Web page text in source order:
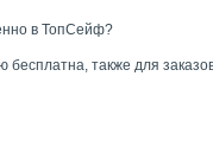
в ТопСейф?
также для